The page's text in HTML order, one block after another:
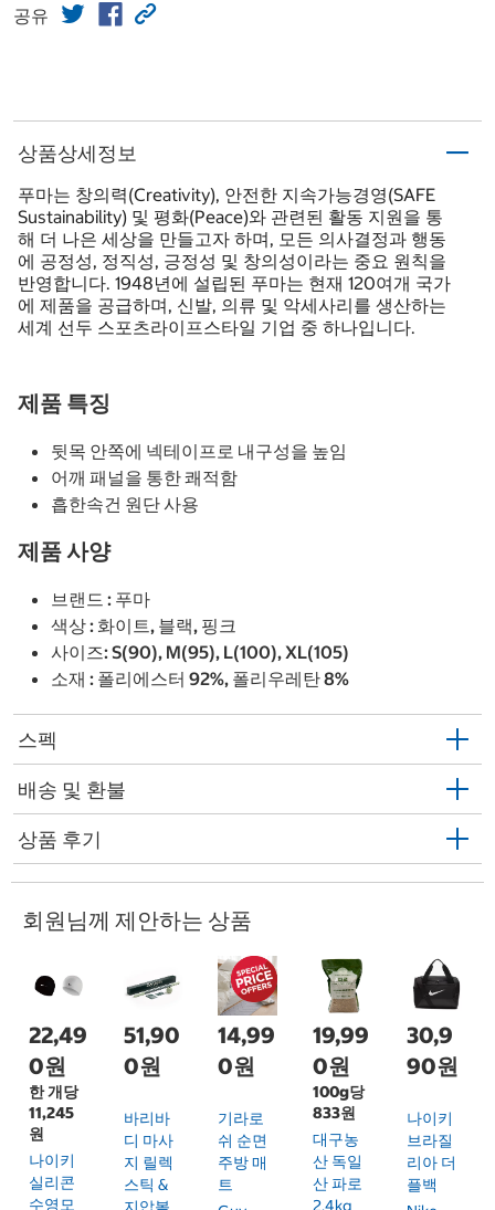
공유
상품상세정보
푸마는 창의력(Creativity), 안전한 지속가능경영(SAFE
Sustainability) 및 평화(Peace)와 관련된 활동 지원을 통
해 더 나은 세상을 만들고자 하며, 모든 의사결정과 행동
에 공정성, 정직성, 긍정성 및 창의성이라는 중요 원칙을
반영합니다. 1948년에 설립된 푸마는 현재 120여개 국가
에 제품을 공급하며, 신발, 의류 및 악세사리를 생산하는
세계 선두 스포츠라이프스타일 기업 중 하나입니다.
제품 특징
뒷목 안쪽에 넥테이프로 내구성을 높임
어깨 패널을 통한 쾌적함
흡한속건 원단 사용
제품 사양
브랜드 : 푸마
색상 : 화이트, 블랙, 핑크
사이즈: S(90), M(95), L(100), XL(105)
소재 : 폴리에스터 92%, 폴리우레탄 8%
스펙
배송 및 환불
상품 후기
회원님께 제안하는 상품
22,49
0원
한 개당
11,245
원
나이키
실리콘
수영모
51,90
0원
바리바
디 마사
지 릴렉
스틱 &
14,99
0원
기라로
쉬 순면
주방 매
트
19,99
0원
100g당
833원
대구농
산 독일
산 파로
2.4kg
30,9
90원
나이키
브라질
리아 더
플백